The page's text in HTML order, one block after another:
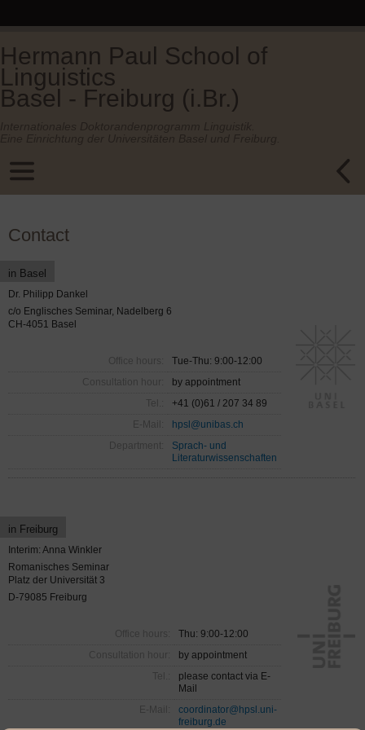
Hermann Paul School of
Linguistics
Basel - Freiburg (i.Br.)
Contact
in Basel
Dr. Philipp Dankel
c/o Englisches Seminar, Nadelberg 6
CH-4051 Basel
Office hours:
Tue-Thu: 9:00-12:00
Consultation hour:
by appointment
Tel.:
+41 (0)61 / 207 34 89
hpsl@unibas.ch
Department:
Sprach- und
Literaturwissenschaften
in Freiburg
Interim: Anna Winkler
Romanisches Seminar
Platz der Universität 3
D-79085 Freiburg
Office hours:
Thu: 9:00-12:00
Consultation hour:
by appointment
Tel.:
please contact via E-
Mail
coordinator@hpsl.uni-
freiburg.de